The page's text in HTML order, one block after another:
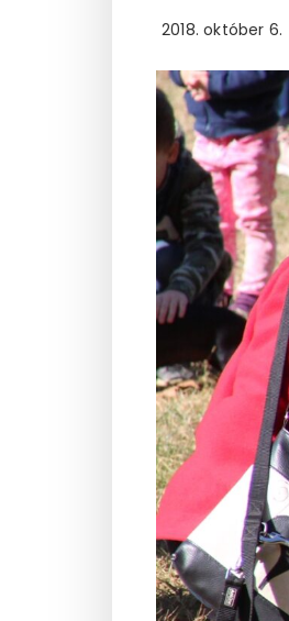
2018. október 6.